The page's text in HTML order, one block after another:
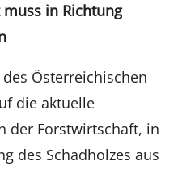
in Richtung
Österreichischen
die aktuelle
der Forstwirtschaft, in
des Schadholzes aus